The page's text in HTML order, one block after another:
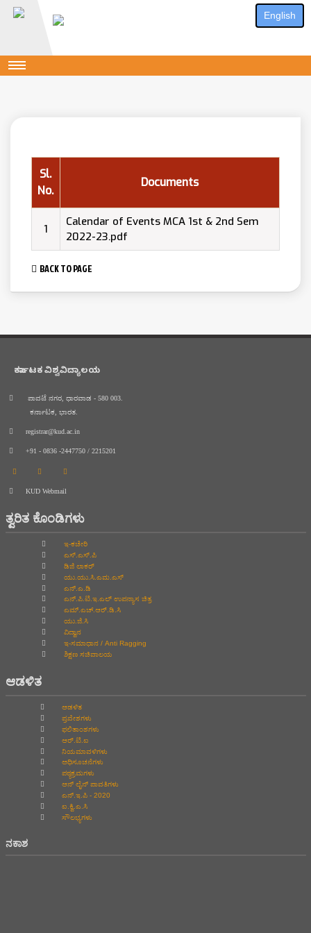
English
Sl.
No.
Documents
1
Calendar of Events MCA 1st & 2nd Sem
2022-23.pdf
BACK TO PAGE
ಕರ್ನಾಟಕ ವಿಶ್ವವಿದ್ಯಾಲಯ
ಪಾವಟೆ ನಗರ, ಧಾರವಾಡ - 580 003.
ಕರ್ನಾಟಕ, ಭಾರತ.
registrar@kud.ac.in
+91 - 0836 -2447750 / 2215201
KUD Webmail
ತ್ವರಿತ ಕೊಂಡಿಗಳು
ಇ-ಕಚೇರಿ
ಎಸ್.ಎಸ್.ಪಿ
ಡಿಜಿ ಲಾಕರ್
ಯು.ಯು.ಸಿ.ಎಮ.ಎಸ್
ಎನ್.ಎ.ಡಿ
ಎನ್.ಪಿ.ಟಿ.ಇ.ಎಲ್‌ ಉಪನ್ಯಾಸ ಚಿತ್ರ
ಎಮ್.ಎಚ್.ಆರ್.ಡಿ.ಸಿ
ಯು.ಜಿ.ಸಿ
ವಿದ್ವಾನ
ಇ-ಸಮಾಧಾನ / Anti Ragging
ಶಿಕ್ಷಣ ಸಚಿವಾಲಯ
ಆಡಳಿತ
ಆಡಳಿತ
ಪ್ರವೇಶಗಳು
ಫಲಿತಾಂಶಗಳು
ಆರ್.ಟಿ.ಐ
ನಿಯಮಾವಳಿಗಳು
ಅಧಿಸೂಚನೆಗಳು
ಪಠ್ಯಕ್ರಮಗಳು
ಆನ್‌ ಲೈನ್‌ ಪಾವತಿಗಳು
ಎನ್.ಇ.ಪಿ - 2020
ಐ.ಕ್ವಿ.ಎ.ಸಿ
ಸೌಲಭ್ಯಗಳು
ನಕಾಶ